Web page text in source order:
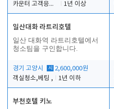
카운터 고객응대 및 야간더블청소
1년 이상
일산대화 라트리호텔
일산 대화역 라트리호텔에서
청소팀을 구인합니다.
경기 고양시 시
2,600,000원
객실청소,베팅 ,
1년 이하
부천호텔 키노